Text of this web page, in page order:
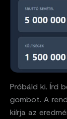
Próbáld ki. Írd
gombot. A
kiírja az